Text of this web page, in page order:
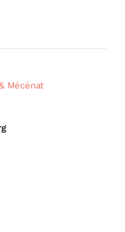
Mécénat